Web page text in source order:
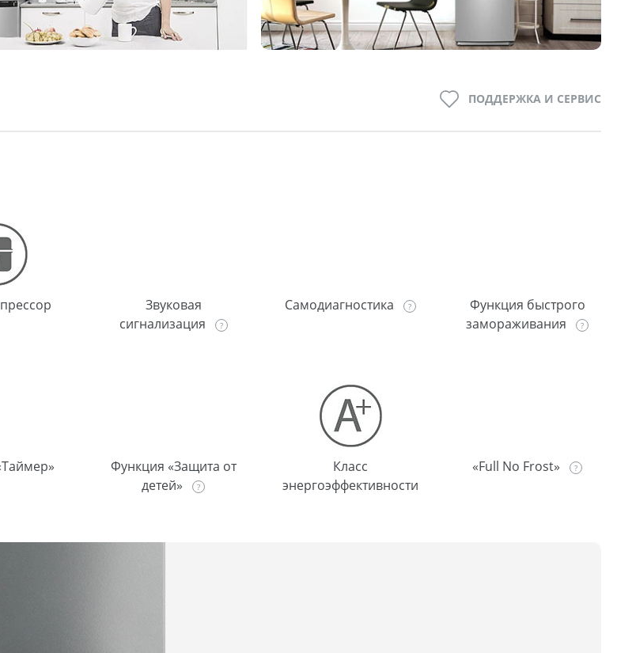
ПОДДЕРЖКА И СЕРВИС
Звуковая
сигнализация
Самодиагностика
Функция быстрого
замораживания
Функция «Защита от
детей»
Класс
энергоэффективности
«Full No Frost»